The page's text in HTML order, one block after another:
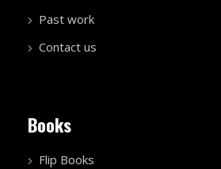
Past work
Contact us
Books
Flip Books